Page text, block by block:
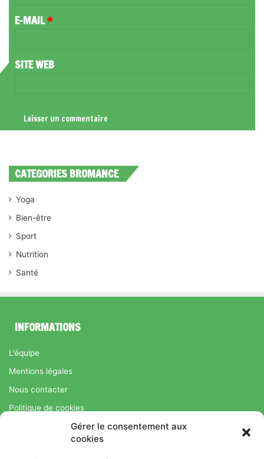
Gérer le consentement aux
cookies
R
E-MAIL*
SITE WEB
CATEGORIES BROMANCE
Yoga
Bien-être
Sport
Nutrition
Santé
INFORMATIONS
L’équipe
Mentions légales
Nous contacter
Politique de cookies
Régime Savoir Maigrir.fr : La méthode Jean-Michel Cohen pour
une perte de poids durable